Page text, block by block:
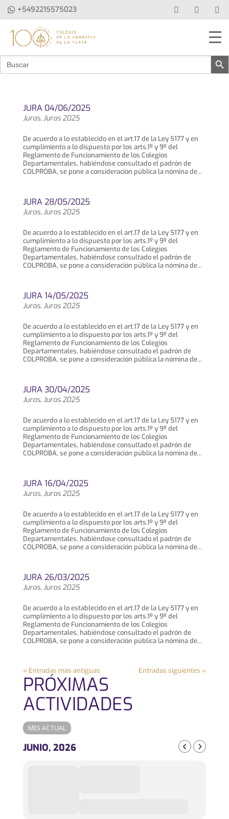
+5492215575023
Buscar: Botón de
JURA 04/06/2025
Juras, Juras 2025
De acuerdo a lo establecido en el art.17 de la Ley 5177 y en
cumplimiento a lo dispuesto por los arts.1º y 9º del
Reglamento de Funcionamiento de los Colegios
Departamentales, habiéndose consultado el padrón de
COLPROBA, se pone a consideración pública la nómina de...
JURA 28/05/2025
Juras, Juras 2025
De acuerdo a lo establecido en el art.17 de la Ley 5177 y en
cumplimiento a lo dispuesto por los arts.1º y 9º del
Reglamento de Funcionamiento de los Colegios
Departamentales, habiéndose consultado el padrón de
COLPROBA, se pone a consideración pública la nómina de...
JURA 14/05/2025
Juras, Juras 2025
De acuerdo a lo establecido en el art.17 de la Ley 5177 y en
cumplimiento a lo dispuesto por los arts.1º y 9º del
Reglamento de Funcionamiento de los Colegios
Departamentales, habiéndose consultado el padrón de
COLPROBA, se pone a consideración pública la nómina de...
JURA 30/04/2025
Juras, Juras 2025
De acuerdo a lo establecido en el art.17 de la Ley 5177 y en
cumplimiento a lo dispuesto por los arts.1º y 9º del
Reglamento de Funcionamiento de los Colegios
Departamentales, habiéndose consultado el padrón de
COLPROBA, se pone a consideración pública la nómina de...
JURA 16/04/2025
Juras, Juras 2025
De acuerdo a lo establecido en el art.17 de la Ley 5177 y en
cumplimiento a lo dispuesto por los arts.1º y 9º del
Reglamento de Funcionamiento de los Colegios
Departamentales, habiéndose consultado el padrón de
COLPROBA, se pone a consideración pública la nómina de...
JURA 26/03/2025
Juras, Juras 2025
De acuerdo a lo establecido en el art.17 de la Ley 5177 y en
cumplimiento a lo dispuesto por los arts.1º y 9º del
Reglamento de Funcionamiento de los Colegios
Departamentales, habiéndose consultado el padrón de
COLPROBA, se pone a consideración pública la nómina de...
« Entradas más antiguas Entradas siguientes »
PRÓXIMAS
ACTIVIDADES
MES ACTUAL
JUNIO, 2026